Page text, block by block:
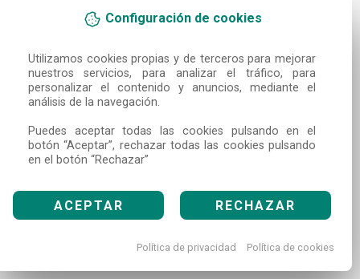
Configuración de cookies
Utilizamos cookies propias y de terceros para mejorar
nuestros servicios, para analizar el tráfico, para
personalizar el contenido y anuncios, mediante el
análisis de la navegación.
Puedes aceptar todas las cookies pulsando en el
botón “Aceptar”, rechazar todas las cookies pulsando
en el botón “Rechazar”
ACEPTAR RECHAZAR
Política de privacidad Política de cookies